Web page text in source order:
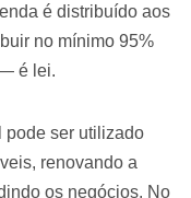
é distribuído aos
no mínimo 95%
é lei.
pode ser utilizado
renovando a
os negócios. No